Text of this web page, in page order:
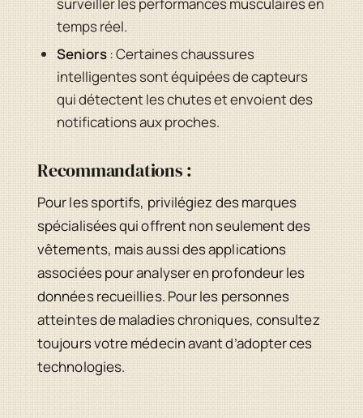
surveiller les performances musculaires en
temps réel.
Seniors: Certaines chaussures
intelligentes sont équipées de capteurs
qui détectent les chutes et envoient des
notifications aux proches.
Recommandations :
Pour les sportifs, privilégiez des marques
spécialisées qui offrent non seulement des
vêtements, mais aussi des applications
associées pour analyser en profondeur les
données recueillies. Pour les personnes
atteintes de maladies chroniques, consultez
toujours votre médecin avant d’adopter ces
technologies.